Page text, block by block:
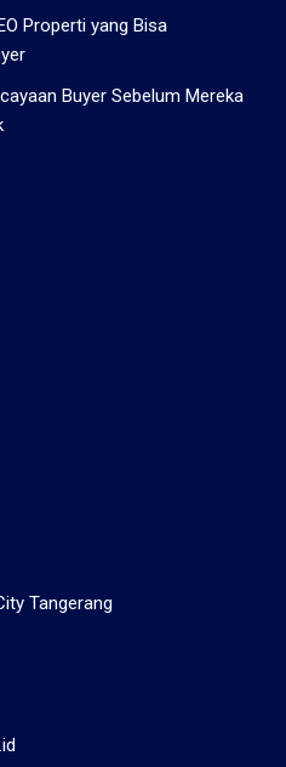
Properti yang Bisa
Buyer Sebelum Mereka
Tangerang